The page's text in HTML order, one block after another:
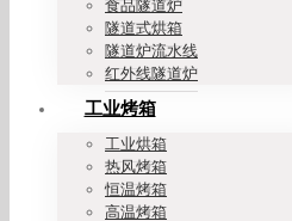
食品隧道炉
隧道式烘箱
隧道炉流水线
红外线隧道炉
工业烤箱
工业烘箱
热风烤箱
恒温烤箱
高温烤箱